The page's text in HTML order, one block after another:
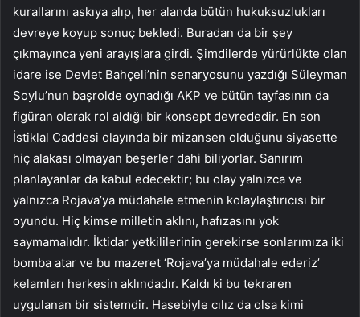
kurallarını askıya alıp, her alanda bütün hukuksuzlukları
devreye koyup sonuç bekledi. Buradan da bir şey
çıkmayınca yeni arayışlara girdi. Şimdilerde yürürlükte olan
idare ise Devlet Bahçeli’nin senaryosunu yazdığı Süleyman
Soylu’nun başrolde oynadığı AKP ve bütün tayfasının da
figüran olarak rol aldığı bir konsept devrededir. En son
İstiklal Caddesi olayında bir mizansen olduğunu siyasette
hiç alakası olmayan beşerler dahi biliyorlar. Sanırım
planlayanlar da kabul edecektir; bu olay yalnızca ve
yalnızca Rojava’ya müdahale etmenin kolaylaştırıcısı bir
oyundu. Hiç kimse milletin aklını, hafızasını yok
saymamalıdır. İktidar yetkililerinin gerekirse sonlarımıza iki
bomba atar ve bu mazeret ‘Rojava’ya müdahale ederiz’
kelamları herkesin aklındadır. Kaldı ki bu tekraren
uygulanan bir sistemdir. Hasebiyle cılız da olsa kimi